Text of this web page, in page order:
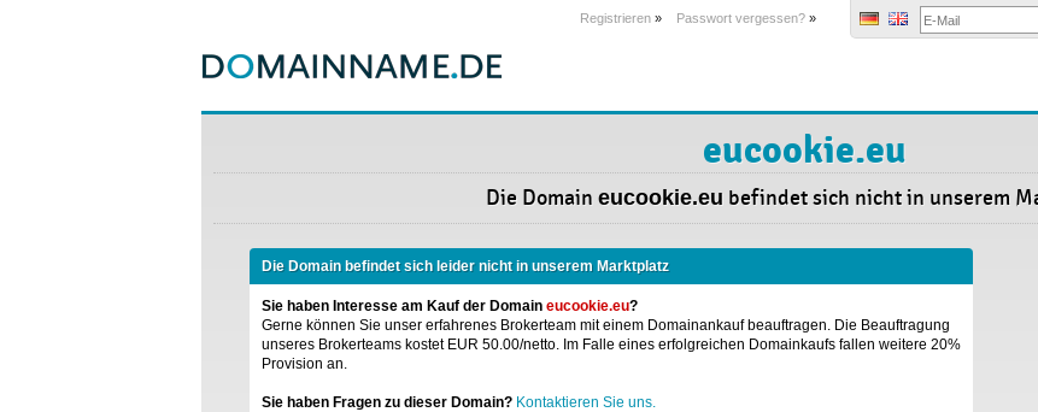
Registrieren » Passwort vergessen? »
eucookie.eu
Die Domain eucookie.eu befindet sich nicht in unserem
Die Domain befindet sich leider nicht in unserem Marktplatz
Sie haben Interesse am Kauf der Domain eucookie.eu?
Gerne können Sie unser erfahrenes Brokerteam mit einem Domainankauf beauftragen. Die Beauftragung
unseres Brokerteams kostet EUR 50.00/netto. Im Falle eines erfolgreichen Domainkaufs fallen weitere 20%
Provision an.
Sie haben Fragen zu dieser Domain? Kontaktieren Sie uns.